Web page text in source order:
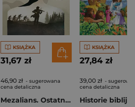
KSIĄŻKA
31,67 zł
46,90 zł - sugerowana
cena detaliczna
Mezalians. Ostatnia księżna. Tom 1
KSIĄŻKA
27,84 zł
39,00 zł -
cena detaliczna